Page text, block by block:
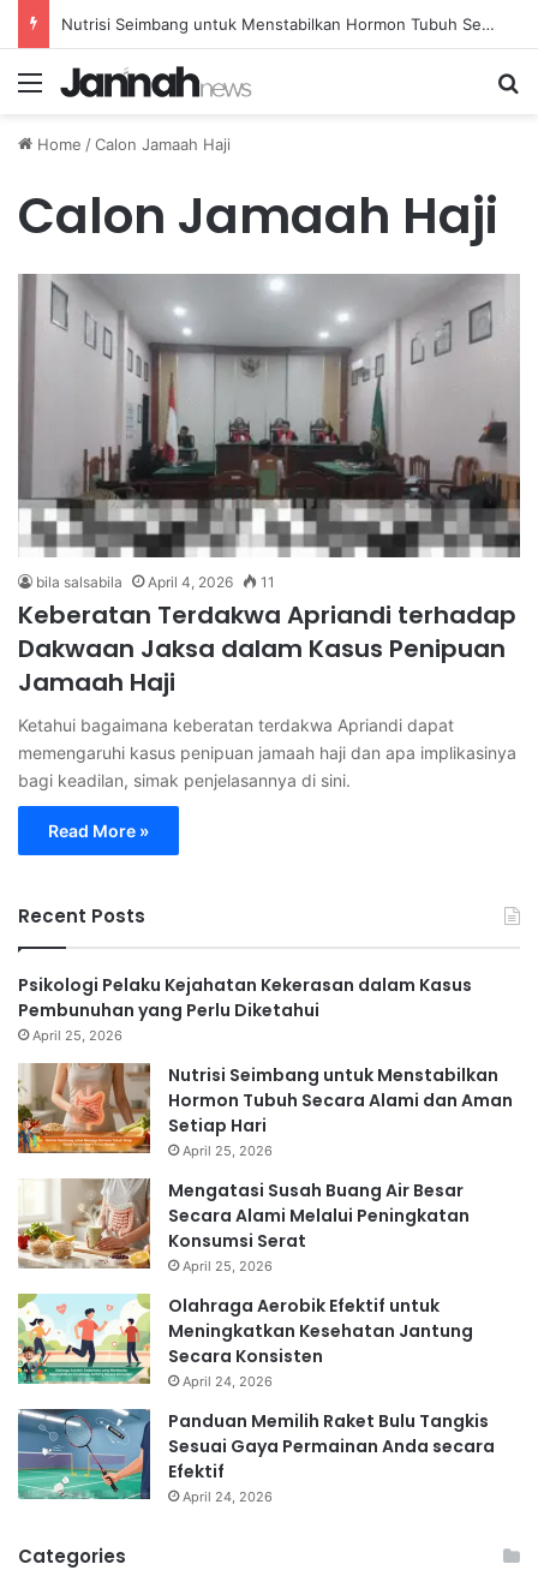
Nutrisi Seimbang untuk Menstabilkan Hormon Tubuh Secara Alami dan Aman Setiap Hari
Menu
Home /Calon Jamaah Haji
Calon Jamaah Haji
bila salsabila April 4, 2026 11
Keberatan Terdakwa Apriandi terhadap
Dakwaan Jaksa dalam Kasus Penipuan
Jamaah Haji
Ketahui bagaimana keberatan terdakwa Apriandi dapat
memengaruhi kasus penipuan jamaah haji dan apa implikasinya
bagi keadilan, simak penjelasannya di sini.
Read More »
Recent Posts
Psikologi Pelaku Kejahatan Kekerasan dalam Kasus
Pembunuhan yang Perlu Diketahui
April 25, 2026
Nutrisi Seimbang untuk Menstabilkan
Hormon Tubuh Secara Alami dan Aman
Setiap Hari
April 25, 2026
Mengatasi Susah Buang Air Besar
Secara Alami Melalui Peningkatan
Konsumsi Serat
April 25, 2026
Olahraga Aerobik Efektif untuk
Meningkatkan Kesehatan Jantung
Secara Konsisten
April 24, 2026
Panduan Memilih Raket Bulu Tangkis
Sesuai Gaya Permainan Anda secara
Efektif
April 24, 2026
Categories